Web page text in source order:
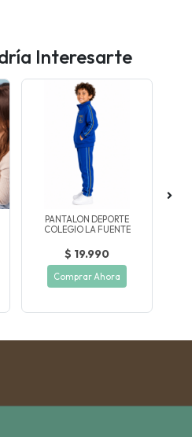
Interesarte
PANTALON DEPORTE
COLEGIO LA FUENTE
$ 19.990
Comprar Ahora